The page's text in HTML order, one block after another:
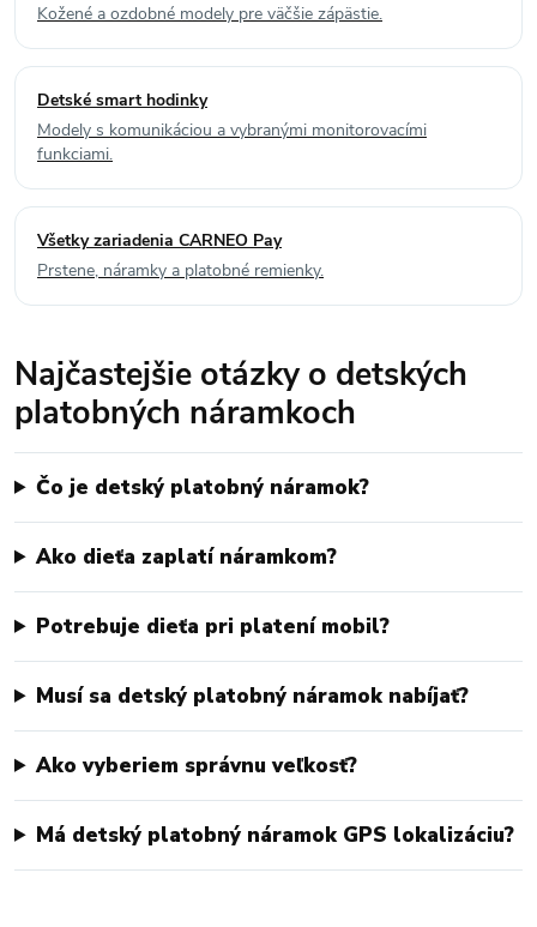
Kožené a ozdobné modely pre väčšie zápästie.
Detské smart hodinky
Modely s komunikáciou a vybranými monitorovacími
funkciami.
Všetky zariadenia CARNEO Pay
Prstene, náramky a platobné remienky.
Najčastejšie otázky o detských
platobných náramkoch
Čo je detský platobný náramok?
Ako dieťa zaplatí náramkom?
Potrebuje dieťa pri platení mobil?
Musí sa detský platobný náramok nabíjať?
Ako vyberiem správnu veľkosť?
Má detský platobný náramok GPS lokalizáciu?